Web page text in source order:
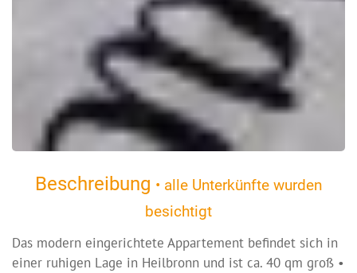
Beschreibung • alle Unterkünfte wurden
besichtigt
Das modern eingerichtete Appartement befindet sich in
einer ruhigen Lage in Heilbronn und ist ca. 40 qm groß •